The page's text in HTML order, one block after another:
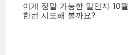
이게 정말 가능한 일인지 10
한번 시도해 볼까요?